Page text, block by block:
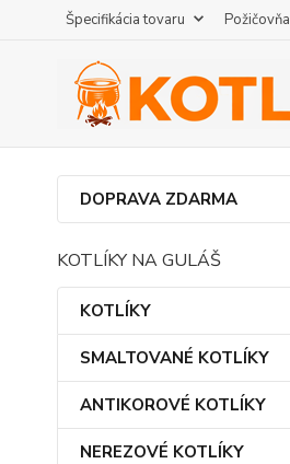
Špecifikácia tovaru Požičovňa
DOPRAVA ZDARMA
KOTLÍKY NA GULÁŠ
KOTLÍKY
SMALTOVANÉ KOTLÍKY
ANTIKOROVÉ KOTLÍKY
NEREZOVÉ KOTLÍKY